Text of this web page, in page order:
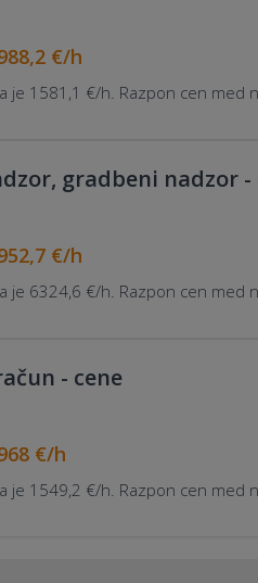
€/h
je 1581,1 €/h. Razpon cen med
gradbeni nadzor -
€/h
je 6324,6 €/h. Razpon cen med
- cene
€/h
je 1549,2 €/h. Razpon cen med